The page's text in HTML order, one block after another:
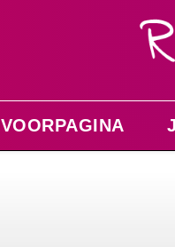
VOORPAGINA